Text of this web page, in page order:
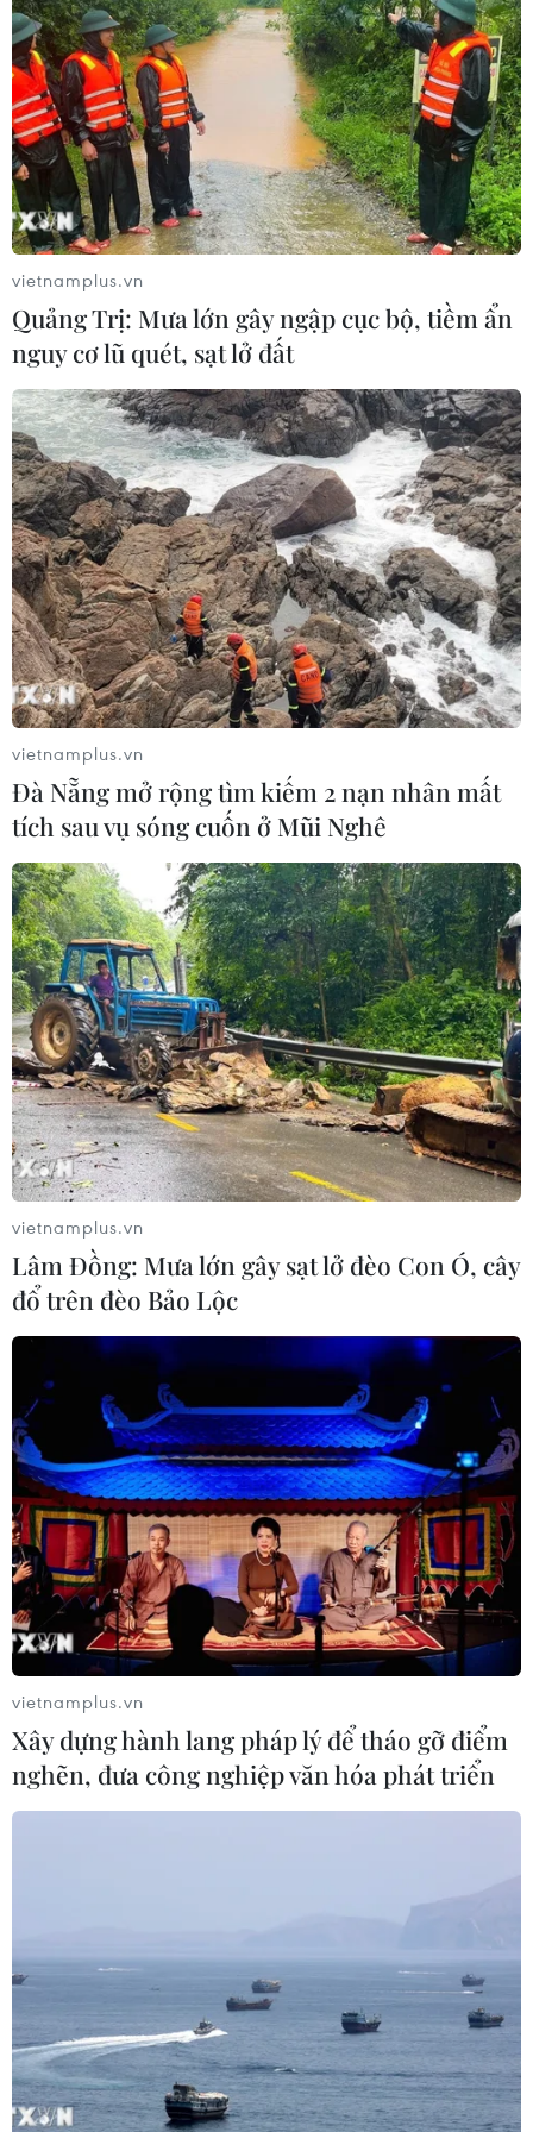
vietnamplus.vn
Quảng Trị: Mưa lớn gây ngập cục bộ, tiềm ẩn
nguy cơ lũ quét, sạt lở đất
vietnamplus.vn
Đà Nẵng mở rộng tìm kiếm 2 nạn nhân mất
tích sau vụ sóng cuốn ở Mũi Nghê
vietnamplus.vn
Lâm Đồng: Mưa lớn gây sạt lở đèo Con Ó, cây
đổ trên đèo Bảo Lộc
vietnamplus.vn
Xây dựng hành lang pháp lý để tháo gỡ điểm
nghẽn, đưa công nghiệp văn hóa phát triển